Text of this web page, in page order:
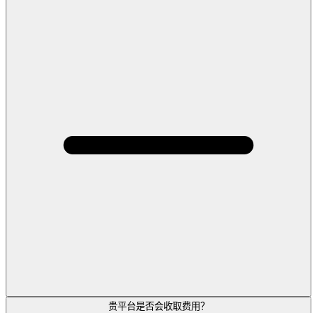
贵平台是否会收取费用？